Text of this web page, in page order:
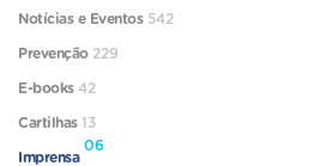
Notícias e Eventos 542
Prevenção 229
E-books 42
Cartilhas13
Imprensa
06